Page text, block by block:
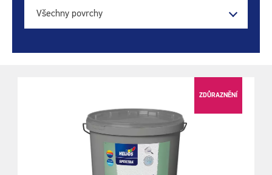
Všechny povrchy
ZDŮRAZNĚNÍ